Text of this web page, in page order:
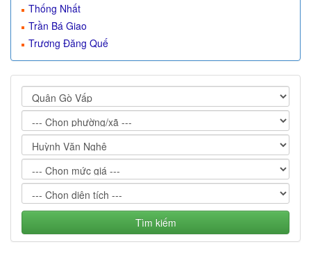
Thống Nhất
Trần Bá Giao
Trương Đăng Quế
Tìm kiếm